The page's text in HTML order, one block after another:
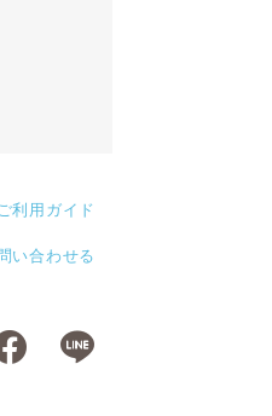
ご利用ガイド
い合わせる